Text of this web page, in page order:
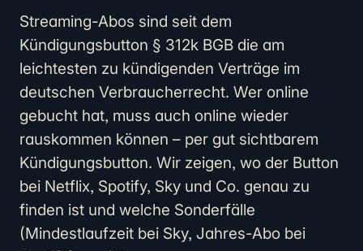
Streaming-Abos sind seit dem
Kündigungsbutton § 312k BGB die am
leichtesten zu kündigenden Verträge im
deutschen Verbraucherrecht. Wer online
gebucht hat, muss auch online wieder
rauskommen können – per gut sichtbarem
Kündigungsbutton. Wir zeigen, wo der Button
bei Netflix, Spotify, Sky und Co. genau zu
finden ist und welche Sonderfälle
(Mindestlaufzeit bei Sky, Jahres-Abo bei